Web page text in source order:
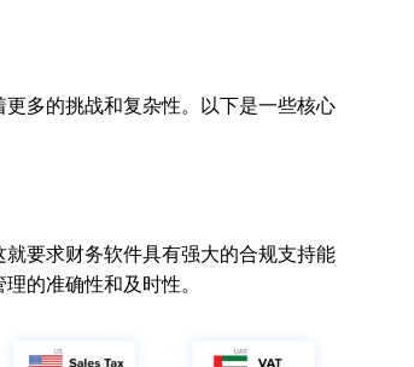
多的挑战和复杂性。以下是一些核心
要求财务软件具有强大的合规支持能
的准确性和及时性。